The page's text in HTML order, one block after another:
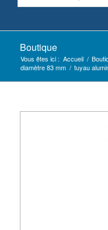
Boutique
Vous êtes ici : Accueil /
diamètre 83 mm / tuyau